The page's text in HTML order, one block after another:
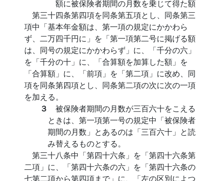
額に被保険者期間の月数を乗じて得た額
第三十四条第四項を同条第五項とし、同条第三
項中「基本年金額は、第一項の規定にかかわら
ず、二万四千円に」を「第一項第二号に掲げる額
は、同号の規定にかかわらず」に、「千分の六」
を「千分の十」に、「合算額を加算した額」を
「合算額」に、「前項」を「第二項」に改め、同
項を同条第四項とし、同条第二項の次に次の一項
を加える。
３ 被保険者期間の月数が三百六十をこえる
ときは、第一項第一号の規定中「被保険者
期間の月数」とあるのは「三百六十」と読
み替えるものとする。
第三十八条中「第四十六条」を「第四十六条第
二項」に、「第四十六条の六」を「第四十六条の
七第二項から第四項まで」に、「左の区別によつ